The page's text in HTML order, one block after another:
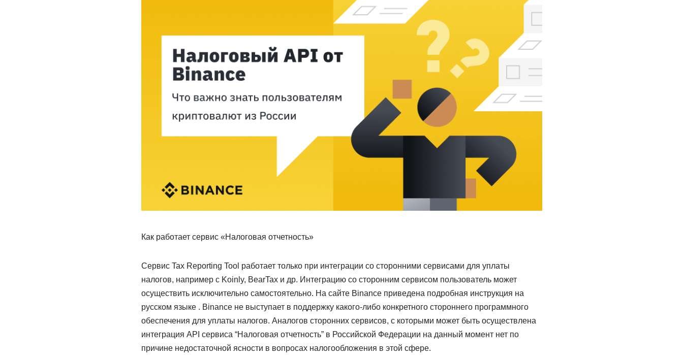
Как работает сервис «Налоговая отчетность»
Сервис Tax Reporting Tool работает только при интеграции со сторонними сервисами для уплаты
налогов, например с Koinly, BearTax и др. Интеграцию со сторонним сервисом пользователь может
осуществить исключительно самостоятельно. На сайте Binance приведена подробная инструкция на
русском языке . Binance не выступает в поддержку какого-либо конкретного стороннего программного
обеспечения для уплаты налогов. Аналогов сторонних сервисов, с которыми может быть осуществлена
интеграция API сервиса “Налоговая отчетность” в Российской Федерации на данный момент нет по
причине недостаточной ясности в вопросах налогообложения в этой сфере.